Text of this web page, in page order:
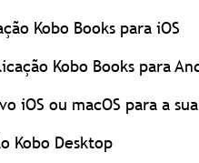
Kobo Books para iOS
Kobo Books para
iOS ou macOS para a
Kobo Desktop